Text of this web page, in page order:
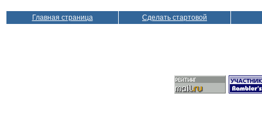
Главная страница Сделать стартовой